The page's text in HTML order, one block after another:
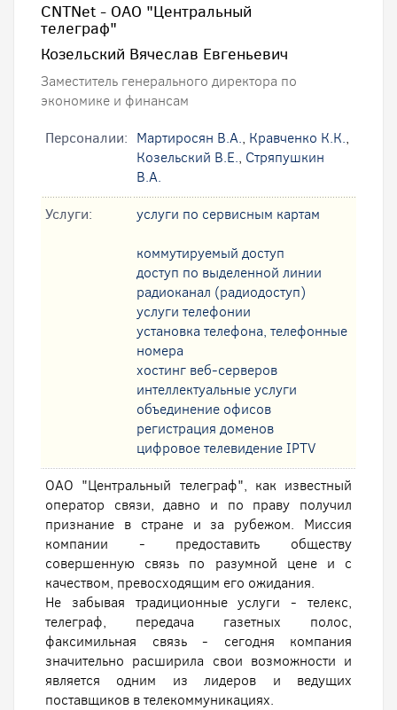
CNTNet - ОАО "Центральный
телеграф"
Козельский Вячеслав Евгеньевич
Заместитель генерального директора по
экономике и финансам
Персоналии: Мартиросян В.А., Кравченко К.К.,
Козельский В.Е., Стряпушкин
В.А.
Услуги:
услуги по сервисным картам
коммутируемый доступ
доступ по выделенной линии
радиоканал (радиодоступ)
услуги телефонии
установка телефона, телефонные
номера
хостинг веб-серверов
интеллектуальные услуги
oбъединение офисов
регистрация доменов
цифровое телевидение IPTV
ОАО "Центральный телеграф", как известный
оператор связи, давно и по праву получил
признание в стране и за рубежом. Миссия
компании - предоставить обществу
совершенную связь по разумной цене и с
качеством, превосходящим его ожидания.
Не забывая традиционные услуги - телекс,
телеграф, передача газетных полос,
факсимильная связь - сегодня компания
значительно расширила свои возможности и
является одним из лидеров и ведущих
поставщиков в телекоммуникациях.